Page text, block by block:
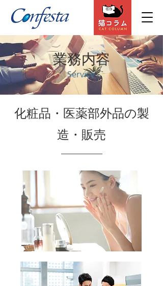
​業務内容
Service
化粧品・医薬部外品の製
造・販売